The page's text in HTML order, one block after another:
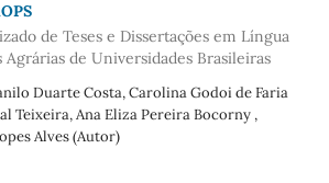
de Teses e Dissertações em Língua
Agrárias de Universidades Brasileiras
Duarte Costa, Carolina Godoi de Faria
Teixeira, Ana Eliza Pereira Bocorny ,
Alves (Autor)